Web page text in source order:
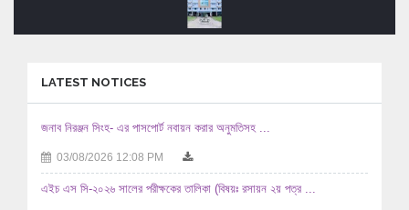
LATEST NOTICES
জনাব নিরঞ্জন সিংহ- এর পাসপোর্ট নবায়ন করার অনুমতিসহ ...
03/08/2026 12:08 PM
এইচ এস সি-২০২৬ সালের পরীক্ষকের তালিকা (বিষয়ঃ রসায়ন ২য় পত্র ...